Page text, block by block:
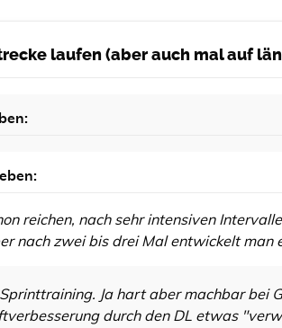
laufen (aber auch mal auf
reichen, nach sehr intensiven
nach zwei bis drei Mal entwickelt man
Ja hart aber machbar bei
durch den DL etwas